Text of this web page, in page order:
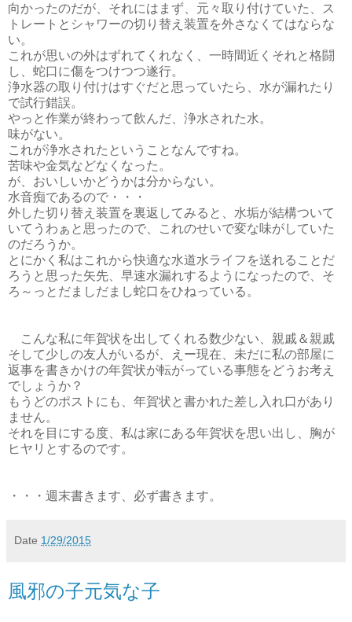
向かったのだが、それにはまず、元々取り付けていた、ス
トレートとシャワーの切り替え装置を外さなくてはならな
い。
これが思いの外はずれてくれなく、一時間近くそれと格闘
し、蛇口に傷をつけつつ遂行。
浄水器の取り付けはすぐだと思っていたら、水が漏れたり
で試行錯誤。
やっと作業が終わって飲んだ、浄水された水。
味がない。
これが浄水されたということなんですね。
苦味や金気などなくなった。
が、おいしいかどうかは分からない。
水音痴であるので・・・
外した切り替え装置を裏返してみると、水垢が結構ついて
いてうわぁと思ったので、これのせいで変な味がしていた
のだろうか。
とにかく私はこれから快適な水道水ライフを送れることだ
ろうと思った矢先、早速水漏れするようになったので、そ
ろ～っとだましだまし蛇口をひねっている。
こんな私に年賀状を出してくれる数少ない、親戚＆親戚
そして少しの友人がいるが、えー現在、未だに私の部屋に
返事を書きかけの年賀状が転がっている事態をどうお考え
でしょうか？
もうどのポストにも、年賀状と書かれた差し入れ口があり
ません。
それを目にする度、私は家にある年賀状を思い出し、胸が
ヒヤリとするのです。
・・・週末書きます、必ず書きます。
Date 1/29/2015
風邪の子元気な子